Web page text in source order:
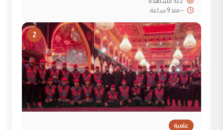
--منذ 9 ساعة
2
علمية